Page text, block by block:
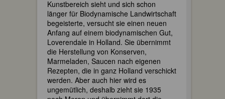
Kunstbereich sieht und sich schon
länger für Biodynamische Landwirtschaft
begeisterte, versucht sie einen neuen
Anfang auf einem biodynamischen Gut,
Loverendale in Holland. Sie übernimmt
die Herstellung von Konserven,
Marmeladen, Saucen nach eigenen
Rezepten, die in ganz Holland verschickt
werden. Aber auch hier wird es
ungemütlich, deshalb zieht sie 1935